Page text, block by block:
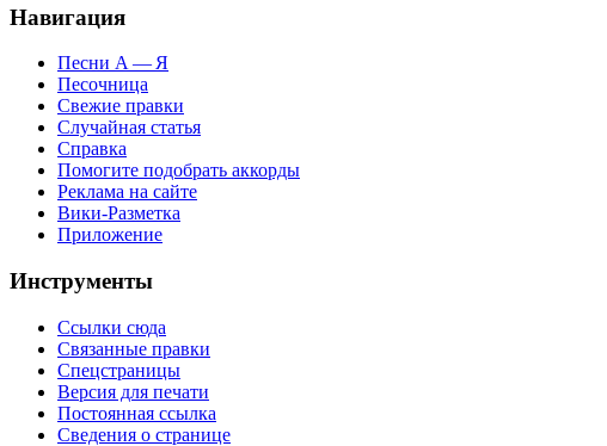
Навигация
Песни А — Я
Песочница
Свежие правки
Случайная статья
Справка
Помогите подобрать аккорды
Реклама на сайте
Вики-Разметка
Приложение
Инструменты
Ссылки сюда
Связанные правки
Спецстраницы
Версия для печати
Постоянная ссылка
Сведения о странице